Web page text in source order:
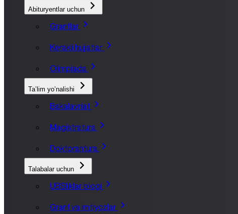
Abituryentlar uchun
Grantlar
Kerakli hujjatlar
Olimpiada
Taʼlim yoʼnalishi
Bakalavriat
Magistratura
Doktorantura
Talabalar uchun
UBSliklar blogi
Grant va imtiyozlar